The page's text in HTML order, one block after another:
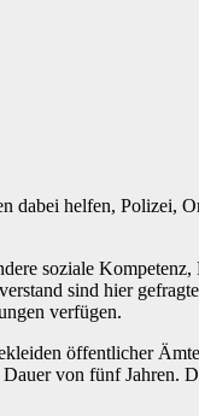
dabei helfen, Polizei,
soziale
sind hier
verfügen.
öffentlicher
von fünf Jahren.